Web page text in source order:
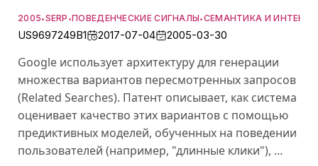
2005•SERP •ПОВЕДЕНЧЕСКИЕ СИГНАЛЫ•СЕМАНТИКА И ИНТЕНТ
US9697249B1 2017-07-04 2005-03-30
Google использует архитектуру для генерации
множества вариантов пересмотренных запросов
(Related Searches). Патент описывает, как система
оценивает качество этих вариантов с помощью
предиктивных моделей, обученных на поведении
пользователей (например, "длинные клики"), …